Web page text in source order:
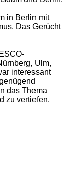
in Berlin mit
Das Gerücht
Ulm,
interessant
das Thema
zu vertiefen.